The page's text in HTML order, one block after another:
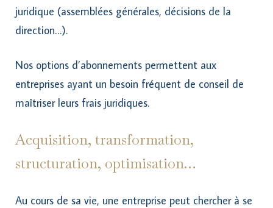
juridique (assemblées générales, décisions de la
direction…).
Nos options d’abonnements permettent aux
entreprises ayant un besoin fréquent de conseil de
maîtriser leurs frais juridiques.
Acquisition, transformation,
structuration, optimisation…
Au cours de sa vie, une entreprise peut chercher à se